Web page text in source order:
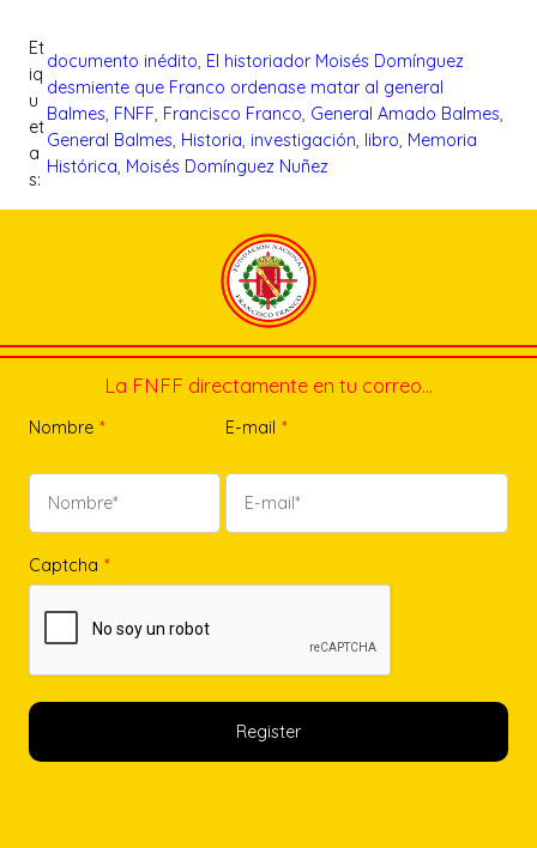
Et
iq
u
et
a
s:
documento inédito, El historiador Moisés Domínguez
desmiente que Franco ordenase matar al general
Balmes, FNFF, Francisco Franco, General Amado Balmes
General Balmes, Historia, investigación, libro, Memoria
Histórica, Moisés Domínguez Nuñez
La FNFF directamente en tu correo…
Nombre * E-mail *
Captcha *